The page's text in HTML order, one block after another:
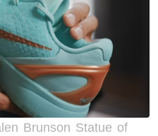
Brunson Statue of